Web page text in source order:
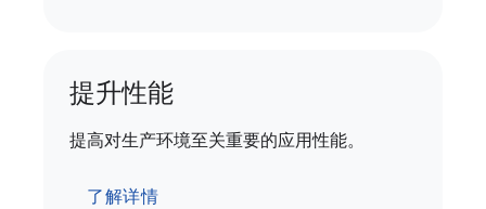
提升性能
提高对生产环境至关重要的应用性能。
了解详情